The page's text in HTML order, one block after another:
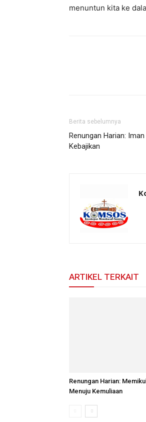
menuntun kita ke
Berita sebelumnya
Renungan Harian:
Kebajikan
ARTIKEL TERKAIT
Renungan Harian:
Menuju Kemuliaan